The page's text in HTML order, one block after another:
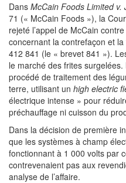
Dans McCain Foods Limited v.
71 (« McCain Foods »), la
rejeté l’appel de McCain
concernant la contrefaçon et
412 841 (le « brevet 841 »).
le marché des frites
procédé de traitement des
terre, utilisant un high electric
électrique intense » pour
préchauffage ni cuisson du
Dans la décision de première
que les systèmes à champ
fonctionnant à 1 000 volts par
contrevenaient pas aux
analyse de l’affaire.